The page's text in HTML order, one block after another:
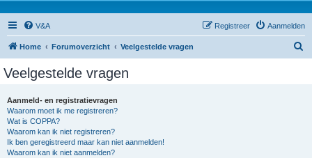
V&A Aanmelden
Registreer
Home Forumoverzicht Veelgestelde vragen
Veelgestelde vragen
Aanmeld- en registratievragen
Waarom moet ik me registreren?
Wat is COPPA?
Waarom kan ik niet registreren?
Ik ben geregistreerd maar kan niet aanmelden!
Waarom kan ik niet aanmelden?